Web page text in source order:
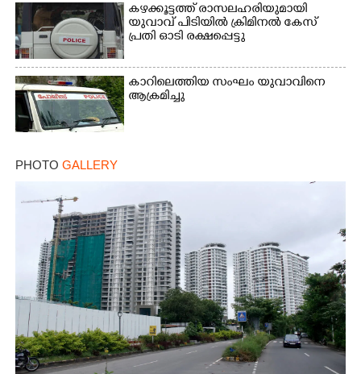
കഴക്കൂട്ടത്ത് രാസലഹരിയുമായി
യുവാവ് പിടിയിൽ ക്രിമിനൽ കേസ്
പ്രതി ഓടി രക്ഷപ്പെട്ടു
കാറിലെത്തിയ സംഘം യുവാവിനെ
ആക്രമിച്ചു
PHOTO GALLERY
Copy Link